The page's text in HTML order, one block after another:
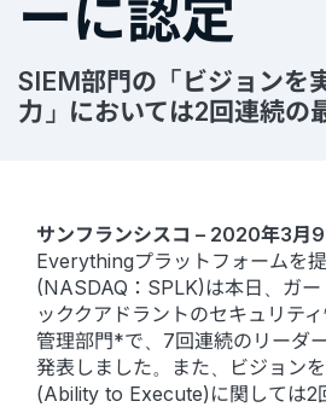
ーに認定
SIEM部門の「ビジョンを
力」においては2回連続の
サンフランシスコ – 2020年3月
Everythingプラットフォームを
(NASDAQ：SPLK)は本日、ガ
ッククアドラントのセキュリテ
管理部門*で、7回連続のリーダ
発表しました。また、ビジョン
(Ability to Execute)に関しては2